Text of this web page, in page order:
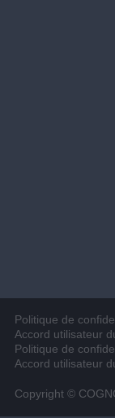
Politique de
Accord utilisateur
Politique de
Accord utilisateur
Copyright ©